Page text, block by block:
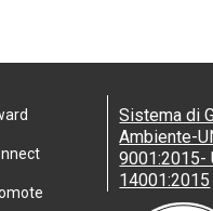
Sistema di
Ambiente-
9001:2015-
14001:2015